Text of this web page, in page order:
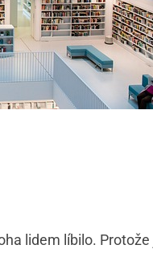
lidem líbilo. Protože